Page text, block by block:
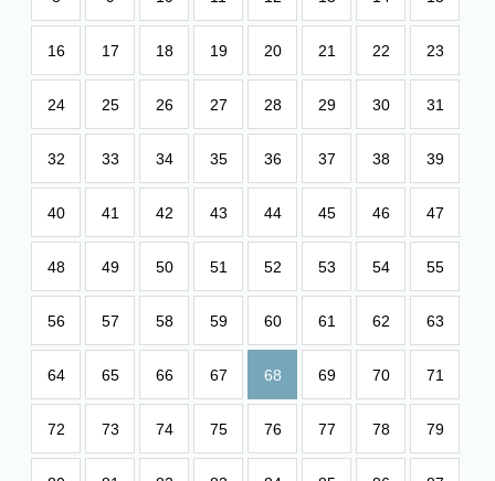
16 17 18 19 20 21 22 23
24 25 26 27 28 29 30 31
32 33 34 35 36 37 38 39
40 41 42 43 44 45 46 47
48 49 50 51 52 53 54 55
56 57 58 59 60 61 62 63
64 65 66 67 68 69 70 71
72 73 74 75 76 77 78 79